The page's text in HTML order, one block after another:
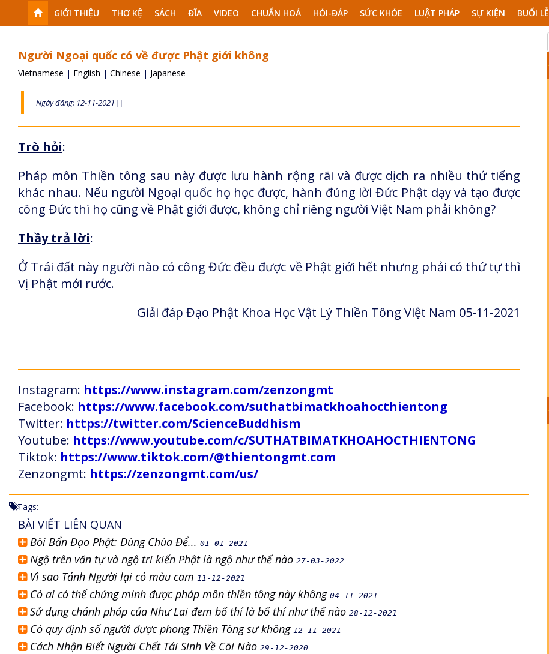
GIỚI THIỆU THƠ KỆ SÁCH ĐĨA VIDEO CHUẨN HOÁ HỎI-ĐÁP SỨC KHỎE LUẬT PHÁP SỰ KIỆN BUỔI LỄ
Người Ngoại quốc có về được Phật giới không
Vietnamese | English | Chinese | Japanese
Ngày đăng: 12-11-2021||
Trò hỏi:
Pháp môn Thiền tông sau này được lưu hành rộng rãi và được dịch ra nhiều thứ tiếng
khác nhau. Nếu người Ngoại quốc họ học được, hành đúng lời Đức Phật dạy và tạo được
công Đức thì họ cũng về Phật giới được, không chỉ riêng người Việt Nam phải không?
Thầy trả lời:
Ở Trái đất này người nào có công Đức đều được về Phật giới hết nhưng phải có thứ tự thì
Vị Phật mới rước.
Giải đáp Đạo Phật Khoa Học Vật Lý Thiền Tông Việt Nam 05-11-2021
Instagram: https://www.instagram.com/zenzongmt
Facebook: https://www.facebook.com/suthatbimatkhoahocthientong
Twitter: https://twitter.com/ScienceBuddhism
Youtube: https://www.youtube.com/c/SUTHATBIMATKHOAHOCTHIENTONG
Tiktok: https://www.tiktok.com/@thientongmt.com
Zenzongmt: https://zenzongmt.com/us/
Tags:
BÀI VIẾT LIÊN QUAN
Bôi Bẩn Đạo Phật: Dùng Chùa Để... 01-01-2021
Ngộ trên văn tự và ngộ tri kiến Phật là ngộ như thế nào 27-03-2022
Vì sao Tánh Người lại có màu cam 11-12-2021
Có ai có thể chứng minh được pháp môn thiền tông này không 04-11-2021
Sử dụng chánh pháp của Như Lai đem bố thí là bố thí như thế nào 28-12-2021
Có quy định số người được phong Thiền Tông sư không 12-11-2021
Cách Nhận Biết Người Chết Tái Sinh Về Cõi Nào 29-12-2020